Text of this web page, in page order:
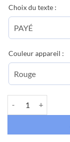
Choix du texte :
Couleur appareil :